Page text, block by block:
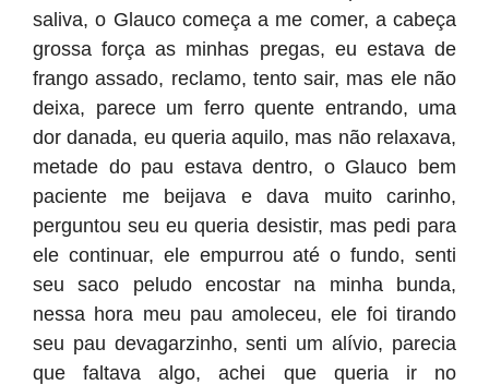
saliva, o Glauco começa a me comer, a cabeça
grossa força as minhas pregas, eu estava de
frango assado, reclamo, tento sair, mas ele não
deixa, parece um ferro quente entrando, uma
dor danada, eu queria aquilo, mas não relaxava,
metade do pau estava dentro, o Glauco bem
paciente me beijava e dava muito carinho,
perguntou seu eu queria desistir, mas pedi para
ele continuar, ele empurrou até o fundo, senti
seu saco peludo encostar na minha bunda,
nessa hora meu pau amoleceu, ele foi tirando
seu pau devagarzinho, senti um alívio, parecia
que faltava algo, achei que queria ir no